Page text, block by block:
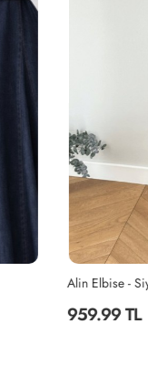
Alin Elbise - Siyah
959.99 TL